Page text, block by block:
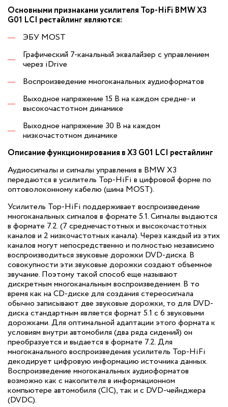
Основными признаками усилителя Top-HiFi BMW X3
G01 LCI рестайлинг являются:
ЭБУ MOST
Графический 7-канальный эквалайзер с управлением
через iDrive
Воспроизведение многоканальных аудиоформатов
Выходное напряжение 15 В на каждом средне- и
высокочастотном динамике
Выходное напряжение 30 В на каждом
низкочастотном динамике
Описание функционирования в X3 G01 LCI рестайлинг
Аудиосигналы и сигналы управления в BMW X3
передаются в усилитель Top-HiFi в цифровой форме по
оптоволоконному кабелю (шина MOST).
Усилитель Top-HiFi поддерживает воспроизведение
многоканальных сигналов в формате 5.1. Сигналы выдаются
в формате 7.2. (7 среднечастотных и высокочастотных
каналов и 2 низкочастотных канала). Через каждый из этих
каналов могут непосредственно и полностью независимо
воспроизводиться звуковые дорожки DVD-диска. В
совокупности эти звуковые дорожки создают объемное
звучание. Поэтому такой способ еще называют
дискретным многоканальным воспроизведением. В то
время как на CD-диске для создания стереосигнала
обычно записывают две звуковые дорожки, то для DVD-
диска стандартным является формат 5.1 с 6 звуковыми
дорожками. Для оптимальной адаптации этого формата к
условиям внутри автомобиля (два ряда сидений) он
преобразуется и выдается в формате 7.2. Для
многоканального воспроизведения усилитель Top-HiFi
декодирует цифровую информацию источника данных.
Воспроизведение многоканальных аудиоформатов
возможно как с накопителя в информационном
компьютере автомобиля (CIC), так и с DVD-чейнджера
(DVDC).